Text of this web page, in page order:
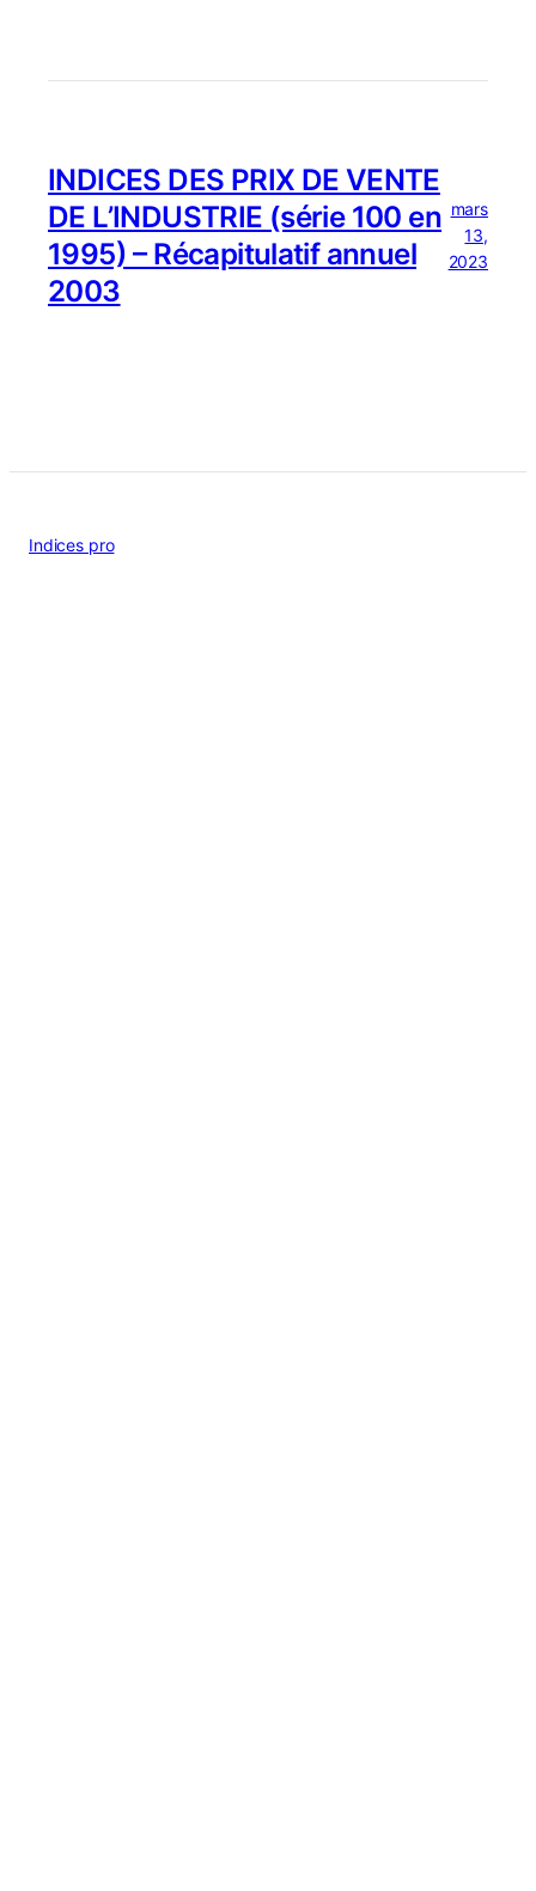
INDICES DES PRIX DE VENTE
DE L’INDUSTRIE (série 100 en
1995) – Récapitulatif annuel
2003
mars
13,
2023
Indices pro